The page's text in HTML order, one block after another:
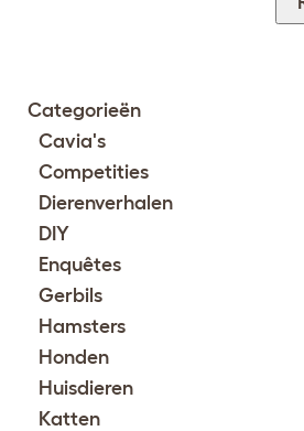
Categorieën
Cavia's
Competities
Dierenverhalen
DIY
Enquêtes
Gerbils
Hamsters
Honden
Huisdieren
Katten